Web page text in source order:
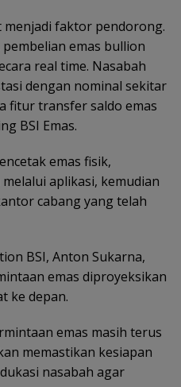
faktor pendorong.
emas bullion
real time. Nasabah
dengan nominal sekitar
fitur transfer saldo emas
BSI Emas.
emas fisik,
aplikasi, kemudian
cabang yang telah
BSI, Anton Sukarna,
emas diproyeksikan
ke depan.
emas masih terus
memastikan kesiapan
nasabah agar